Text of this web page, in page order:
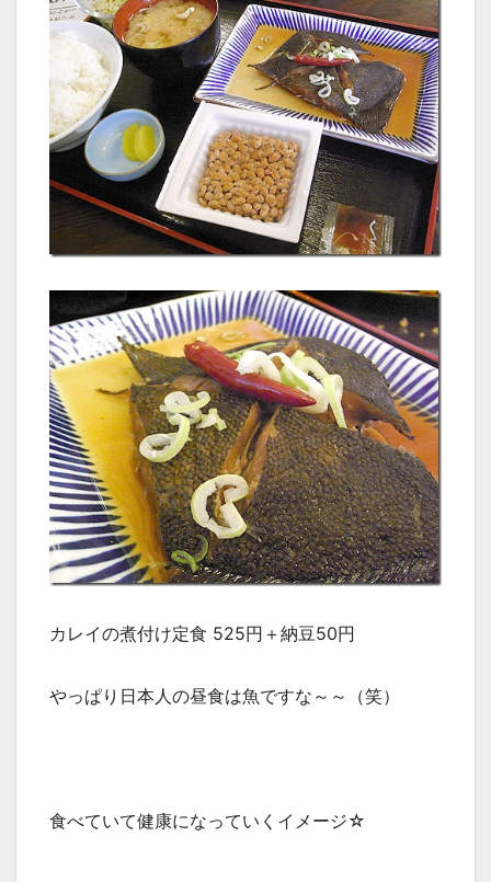
カレイの煮付け定食 525円＋納豆50円
やっぱり日本人の昼食は魚ですな～～（笑）
食べていて健康になっていくイメージ☆